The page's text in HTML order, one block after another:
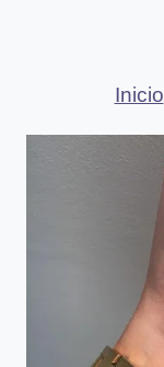
Inicio